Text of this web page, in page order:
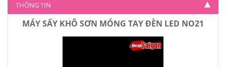
THÔNG TIN
MÁY SẤY KHÔ SƠN MÓNG TAY ĐÈN LED NO21